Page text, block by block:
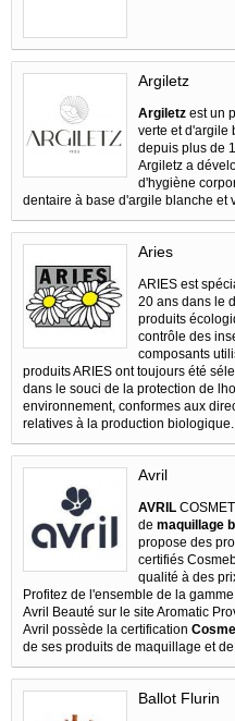
Argiletz
Argiletz est un
verte et d'argile
depuis plus de
Argiletz a
d'hygiène
dentaire à base d'argile blanche et
Aries
ARIES est
20 ans dans le
produits
contrôle des
composants
produits ARIES ont toujours été
dans le souci de la protection de
environnement, conformes aux
relatives à la production biologique.
Avril
AVRIL
de maquillage
propose des
certifiés
qualité à des
Profitez de l'ensemble de la
Avril Beauté sur le site Aromatic
Avril possède la certification
de ses produits de maquillage et
Ballot Flurin